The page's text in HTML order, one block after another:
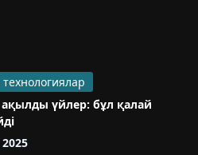
үйлер: бұл қалай